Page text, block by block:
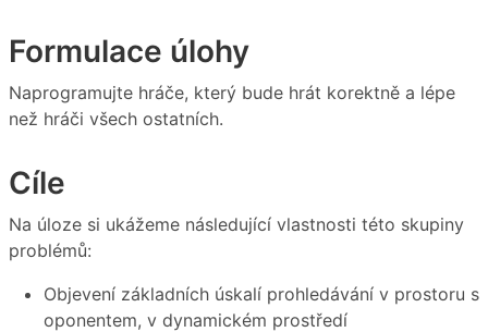
Formulace úlohy
Naprogramujte hráče, který bude hrát korektně a lépe
než hráči všech ostatních.
Cíle
Na úloze si ukážeme následující vlastnosti této skupiny
problémů:
Objevení základních úskalí prohledávání v prostoru s
oponentem, v dynamickém prostředí